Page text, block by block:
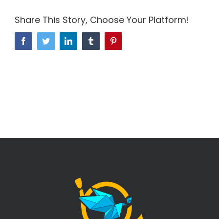
Share This Story, Choose Your Platform!
FacebookTwitterLinkedIn Tumblr